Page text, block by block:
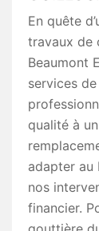
En quête
travaux de
Beaumont
services
qualité à
adapter au
nos
financier.